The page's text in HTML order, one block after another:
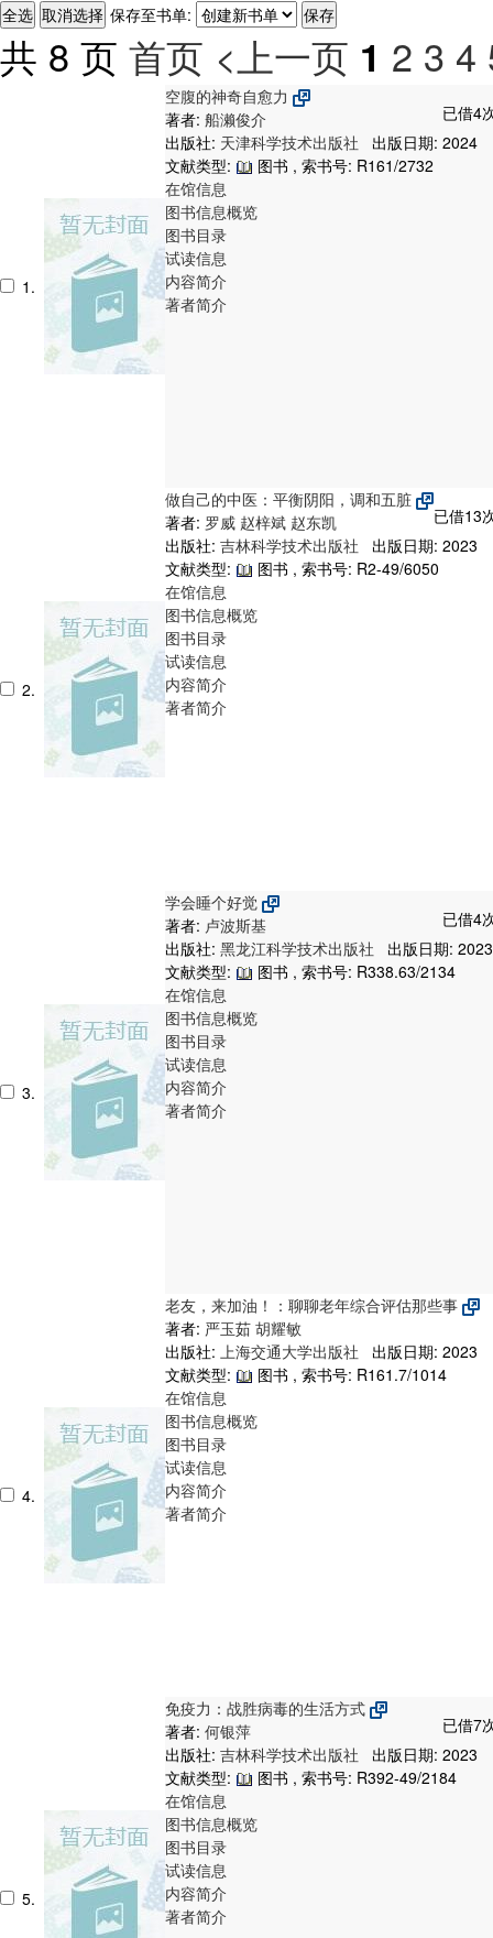
保存至书单:
共 8 页 首页 <上一页 1 2 3 4
1.
空腹的神奇自愈力
已借4
著者: 船濑俊介
出版社: 天津科学技术出版社
出版日期: 2024
文献类型:
图书 , 索书号: R161/2732
在馆信息
图书信息概览
图书目录
试读信息
内容简介
著者简介
2.
做自己的中医：平衡阴阳，调和五脏
已借13
著者: 罗威 赵梓斌 赵东凯
出版社: 吉林科学技术出版社
出版日期: 2023
文献类型:
图书 , 索书号: R2-49/6050
在馆信息
图书信息概览
图书目录
试读信息
内容简介
著者简介
3.
学会睡个好觉
已借4
著者: 卢波斯基
出版社: 黑龙江科学技术出版社
出版日期: 2023
文献类型:
图书 , 索书号: R338.63/2134
在馆信息
图书信息概览
图书目录
试读信息
内容简介
著者简介
4.
老友，来加油！：聊聊老年综合评估那些事
著者: 严玉茹 胡耀敏
出版社: 上海交通大学出版社
出版日期: 2023
文献类型:
图书 , 索书号: R161.7/1014
在馆信息
图书信息概览
图书目录
试读信息
内容简介
著者简介
5.
免疫力：战胜病毒的生活方式
已借7
著者: 何银萍
出版社: 吉林科学技术出版社
出版日期: 2023
文献类型:
图书 , 索书号: R392-49/2184
在馆信息
图书信息概览
图书目录
试读信息
内容简介
著者简介